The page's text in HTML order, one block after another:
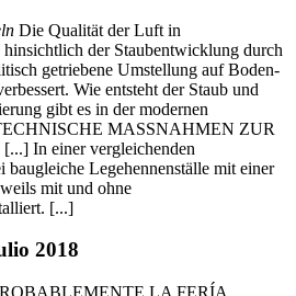
Die Qualität der Luft in
hinsichtlich der Staubentwicklung durch
getriebene Umstellung auf Boden-
Wie entsteht der Staub und
gibt es in der modernen
MASSNAHMEN ZUR
In einer vergleichenden
Legehennenställe mit einer
mit und ohne
[...]
2018
LA FERÍA